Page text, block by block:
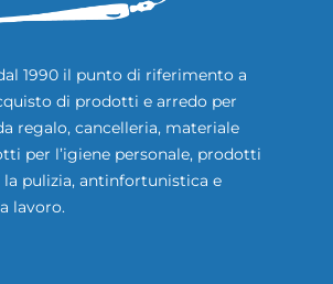
1990 il punto di riferimento a
di prodotti e arredo per
regalo, cancelleria, materiale
per l’igiene personale, prodotti
la pulizia, antinfortunistica e
lavoro.